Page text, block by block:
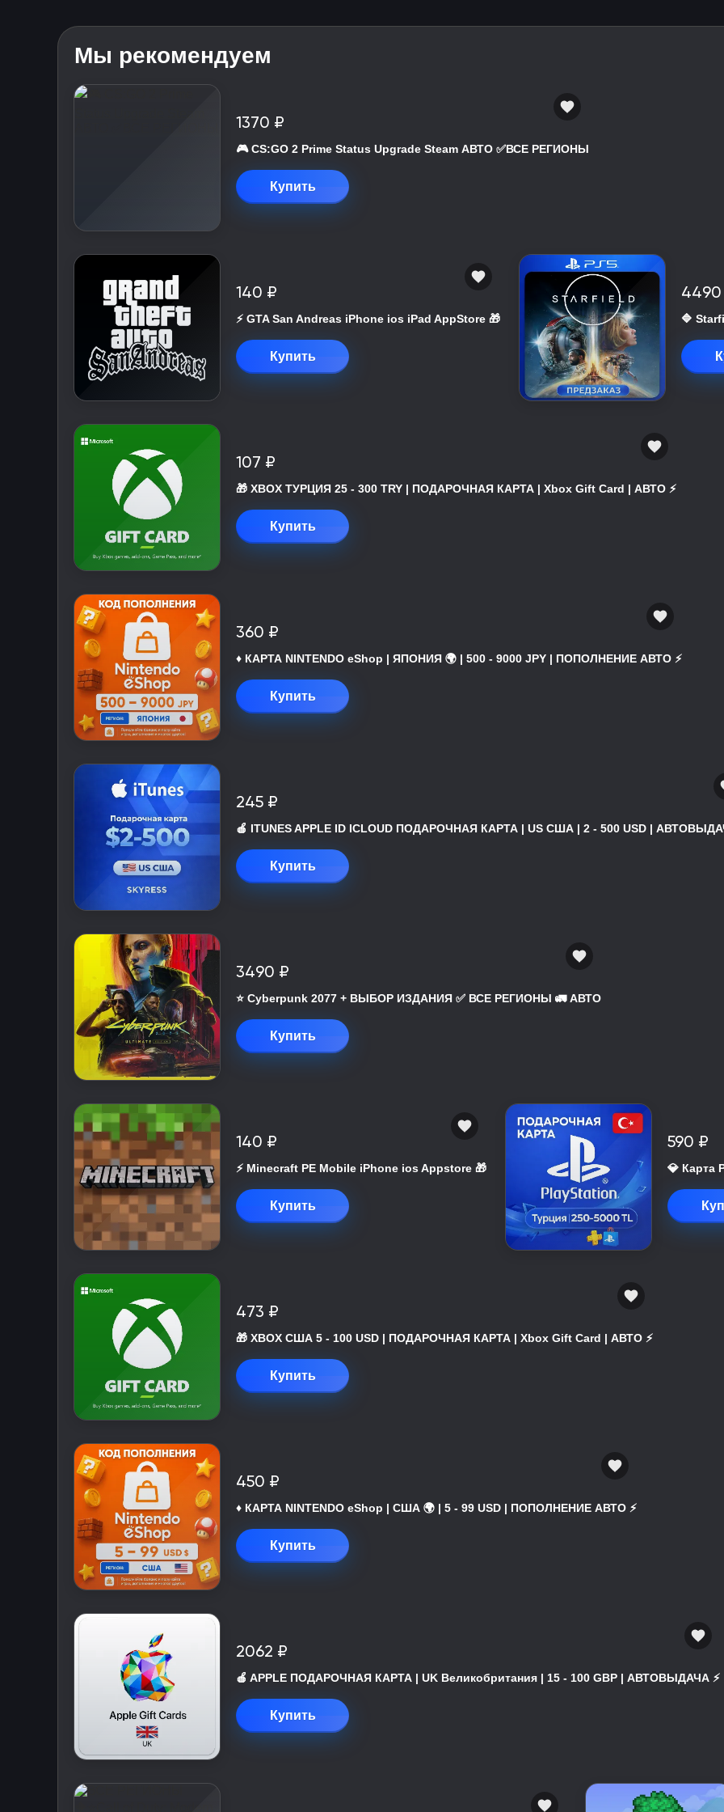
Мы рекомендуем
1370 ₽
🎮 CS:GO 2 Prime Status Upgrade Steam АВТО ✅ВСЕ РЕГИОНЫ
Купить
140 ₽
⚡️ GTA San Andreas iPhone ios iPad AppStore 🎁
Купить
🔷
107 ₽
🎁 XBOX ТУРЦИЯ 25 - 300 TRY | ПОДАРОЧНАЯ КАРТА | Xbox Gift Card | АВТО ⚡
Купить
360 ₽
♦️ КАРТА NINTENDO eShop | ЯПОНИЯ 🌍 | 500 - 9000 JPY | ПОПОЛНЕНИЕ АВТО ⚡
Купить
245 ₽
🍎 ITUNES APPLE ID ICLOUD ПОДАРОЧНАЯ КАРТА | US США | 2 - 500 USD |
Купить
3490 ₽
⭐ Cyberpunk 2077 + ВЫБОР ИЗДАНИЯ ✅ ВСЕ РЕГИОНЫ 🚛 АВТО
Купить
140 ₽
⚡️ Minecraft PE Mobile iPhone ios Appstore 🎁
Купить
590 ₽
💎 Карта
473 ₽
🎁 XBOX США 5 - 100 USD | ПОДАРОЧНАЯ КАРТА | Xbox Gift Card | АВТО ⚡
Купить
450 ₽
♦️ КАРТА NINTENDO eShop | США 🌍 | 5 - 99 USD | ПОПОЛНЕНИЕ АВТО ⚡
Купить
2062 ₽
🍎 APPLE ПОДАРОЧНАЯ КАРТА | UK Великобритания | 15 - 100 GBP | АВТОВЫДАЧА ⚡️
Купить